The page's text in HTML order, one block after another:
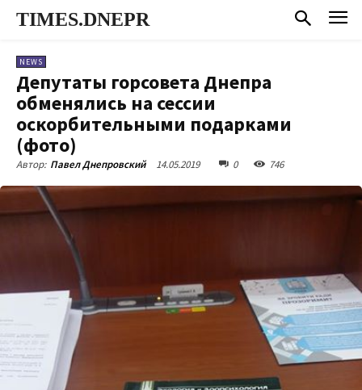
TIMES.DNEPR
NEWS
Депутаты горсовета Днепра
обменялись на сессии
оскорбительными подарками
(фото)
Автор: Павел Днепровский 14.05.2019 0 746